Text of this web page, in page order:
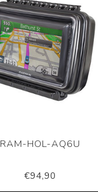
RAM-HOL-AQ6U
€94,90